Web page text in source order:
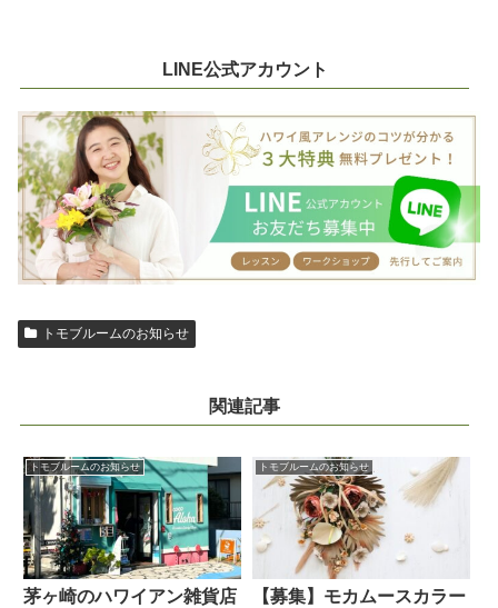
LINE公式アカウント
トモブルームのお知らせ
関連記事
トモブルームのお知らせ
茅ヶ崎のハワイアン雑貨店
トモブルームのお知らせ
【募集】モカムースカラー